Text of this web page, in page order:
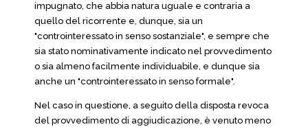
impugnato, che abbia natura uguale e contraria a
quello del ricorrente e, dunque, sia un
"controinteressato in senso sostanziale", e sempre che
sia stato nominativamente indicato nel provvedimento
o sia almeno facilmente individuabile, e dunque sia
anche un "controinteressato in senso formale".
Nel caso in questione, a seguito della disposta revoca
del provvedimento di aggiudicazione, è venuto meno